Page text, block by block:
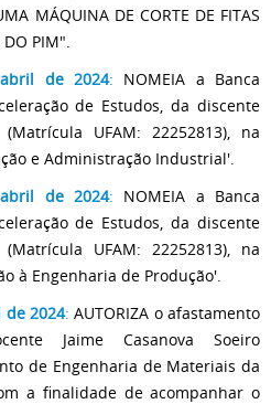
MÁQUINA DE CORTE DE FITAS
DO PIM".
de 2024: NOMEIA a Banca
de Estudos, da discente
UFAM: 22252813), na
e Administração Industrial'.
de 2024: NOMEIA a Banca
de Estudos, da discente
UFAM: 22252813), na
à Engenharia de Produção'.
de 2024: AUTORIZA o afastamento
Jaime Casanova Soeiro
de Engenharia de Materiais da
a finalidade de acompanhar o